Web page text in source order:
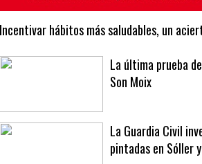
Incentivar hábitos más saludables, un acierto
Son Moix